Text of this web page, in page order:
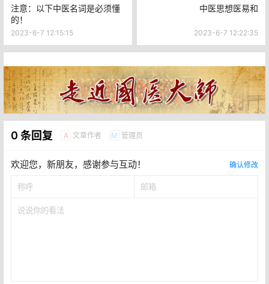
注意：以下中医名词是必须懂
的！
2023-6-7 12:15:15
中医思想医易和
2023-6-7 12:22:35
0 条回复 A 文章作者 M 管理员
欢迎您，新朋友，感谢参与互动！ 确认修改